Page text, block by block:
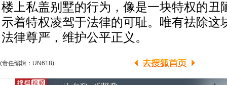
楼上私盖别墅的行为，像是一块特权的丑
示着特权凌驾于法律的可耻。唯有祛除这
法律尊严，维护公平正义。
(责任编辑：UN618)